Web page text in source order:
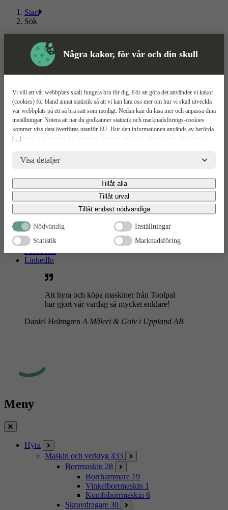
Några kakor, för vår och din skull
[...]
Vi vill att vår webbplats skall fungera bra för dig. För att göra det använder vi kakor
(cookies) för bland annat statistik så att vi kan lära oss mer om hur vi skall utveckla
vår webbplats på ett så bra sätt som möjligt. Nedan kan du läsa mer och anpassa dina
inställningar. Notera att när du godkänner statistik och marknadsförings-cookies
kommer viss data överföras utanför EU. Hur den informationen används av berörda
bolag vet vi inte exakt. Till exempel uppfyller inte USA:s lagstiftning alla de krav
risker för dina personuppgifter. De berörda bolagen måste lämna över uppgifter till
brottsbekämpande myndigheter i USA om de får en sådan begäran. Det kan dock
gällande eventuella personuppgifter som de brottsbekämpande myndigheterna har
fått tillgång till. Genom att godkänna statistik och marknadsförings-cookies nedan
bekräftar du att du samtycker till att data överförs till tredje land.
Visa detaljer
Tillåt alla
Tillåt urval
Tillåt endast nödvändiga
Nödvändig
Inställningar
Statistik
Marknadsföring
Start
Sök
Om ToolPal
Om oss
Våra depåer
Boka demo
Vattenrening
ToolPal To Go
Kundservice
Kontakta oss
Våra avtal
ToolBox
Boka retur
Följ oss
Instagram
Facebook
LinkedIn
Att hyra och köpa maskiner från Toolpal
har gjort vår vardag så mycket enklare!
Daniel Holmgren A Måleri & Golv i Uppland AB
Meny
Stäng
Hyra
Maskin och verktyg 433
Borrmaskin 28
Borrhammare 19
Vinkelborrmaskin 1
Kombiborrmaskin 6
Skruvdragare 30